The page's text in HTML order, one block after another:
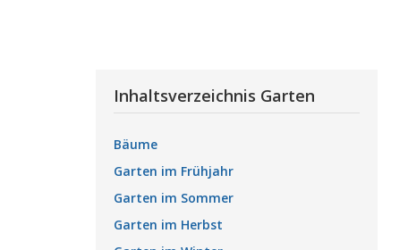
Inhaltsverzeichnis Garten
Bäume
Garten im Frühjahr
Garten im Sommer
Garten im Herbst